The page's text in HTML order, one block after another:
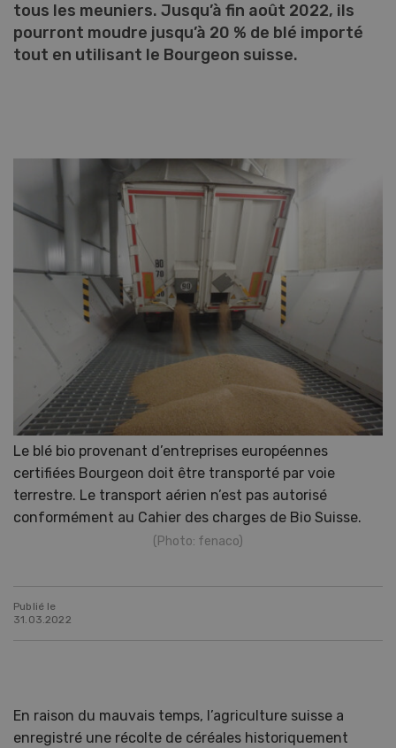
tous les meuniers. Jusqu’à fin août 2022, ils
pourront moudre jusqu’à 20 % de blé importé
tout en utilisant le Bourgeon suisse.
Le blé bio provenant d’entreprises européennes
certifiées Bourgeon doit être transporté par voie
terrestre. Le transport aérien n’est pas autorisé
conformément au Cahier des charges de Bio Suisse.
(Photo: fenaco)
Publié le
31.03.2022
En raison du mauvais temps, l’agriculture suisse a
enregistré une récolte de céréales historiquement